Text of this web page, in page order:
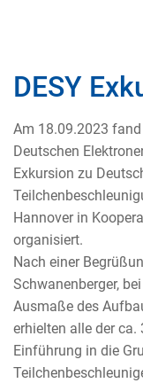
DESY
Am 18.09.2023 fand
Deutschen
Exkursion zu
Hannover in
organisiert.
Nach einer
Schwanenberger,
Ausmaße des
erhielten alle der ca.
Einführung in die